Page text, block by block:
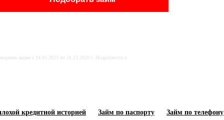
Реклама ООО МКК «А
Изучите все условия займа на
акции с 14.03.2023 по 31.12.2026 г. Подробности о
кредитной историей Займ по паспорту Займ по телефону